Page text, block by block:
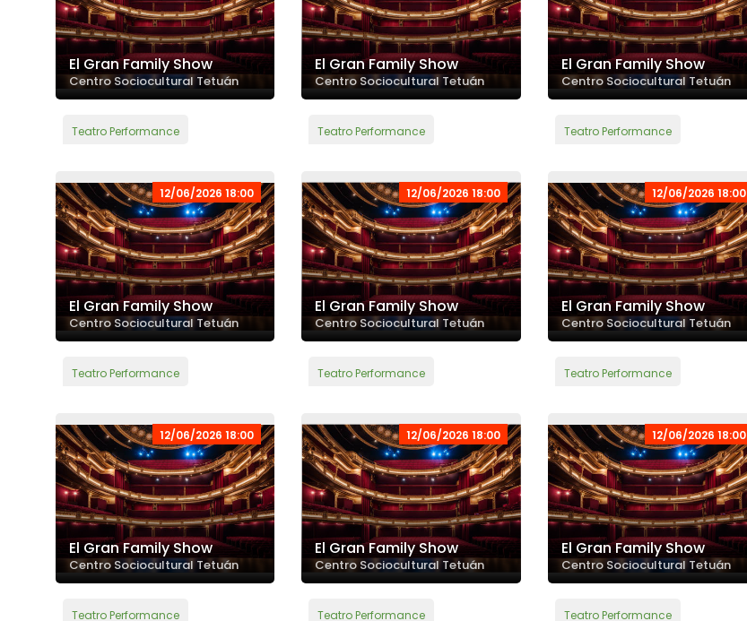
El Gran Family Show
Centro Sociocultural Tetuán
Teatro Performance
El Gran Family Show
Centro Sociocultural Tetuán
Teatro Performance
El Gran Family Show
Centro Sociocultural Tetuán
Teatro Performance
12/06/2026 18:00
El Gran Family Show
Centro Sociocultural Tetuán
Teatro Performance
12/06/2026 18:00
El Gran Family Show
Centro Sociocultural Tetuán
Teatro Performance
12/06/2026 18:00
El Gran Family Show
Centro Sociocultural Tetuán
Teatro Performance
12/06/2026 18:00
El Gran Family Show
Centro Sociocultural Tetuán
Teatro Performance
12/06/2026 18:00
El Gran Family Show
Centro Sociocultural Tetuán
Teatro Performance
12/06/2026 18:00
El Gran Family Show
Centro Sociocultural Tetuán
Teatro Performance